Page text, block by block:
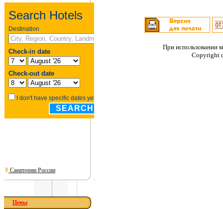
Санатории России
Цены
При использовании
Copyright